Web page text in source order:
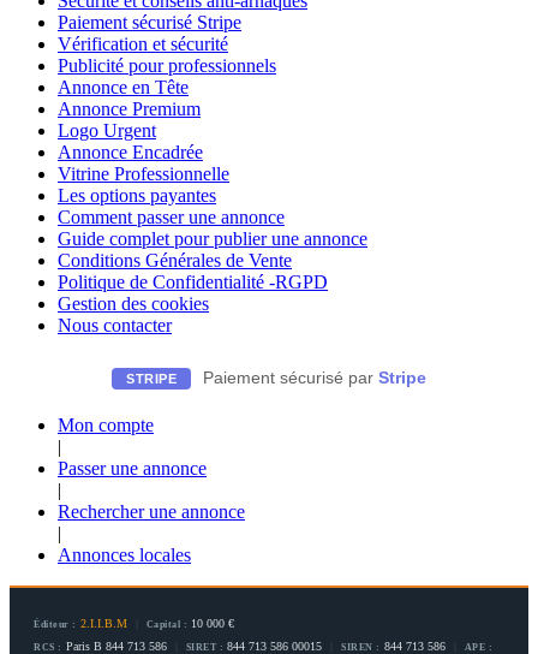
Paiement sécurisé Stripe
Vérification et sécurité
Publicité pour professionnels
Annonce en Tête
Annonce Premium
Logo Urgent
Annonce Encadrée
Vitrine Professionnelle
Les options payantes
Comment passer une annonce
Guide complet pour publier une annonce
Conditions Générales de Vente
Politique de Confidentialité -RGPD
Gestion des cookies
Nous contacter
STRIPE Paiement sécurisé par Stripe
Mon compte
|
Passer une annonce
|
Rechercher une annonce
|
Annonces locales
Éditeur : 2.I.I.B.M Capital : 10 000 €
RCS : Paris B 844 713 586 SIRET : 844 713 586 00015 SIREN : 844 713 586 APE :